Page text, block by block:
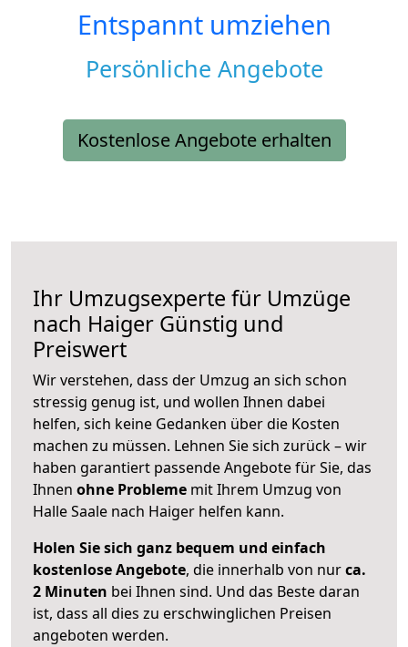
Entspannt umziehen
Persönliche Angebote
Kostenlose Angebote erhalten
Ihr Umzugsexperte für Umzüge
nach Haiger Günstig und
Preiswert
Wir verstehen, dass der Umzug an sich schon
stressig genug ist, und wollen Ihnen dabei
helfen, sich keine Gedanken über die Kosten
machen zu müssen. Lehnen Sie sich zurück – wir
haben garantiert passende Angebote für Sie, das
Ihnen ohne Probleme mit Ihrem Umzug von
Halle Saale nach Haiger helfen kann.
Holen Sie sich ganz bequem und einfach
kostenlose Angebote, die innerhalb von nurca.
2 Minuten bei Ihnen sind. Und das Beste daran
ist, dass all dies zu erschwinglichen Preisen
angeboten werden.